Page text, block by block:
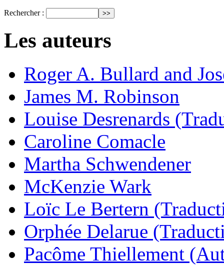
Rechercher :
Les auteurs
Roger A. Bullard and
James M. Robinson
Louise Desrenards
Caroline Comacle
Martha Schwendener
McKenzie Wark
Loïc Le Bertern
Orphée Delarue
Pacôme Thiellement